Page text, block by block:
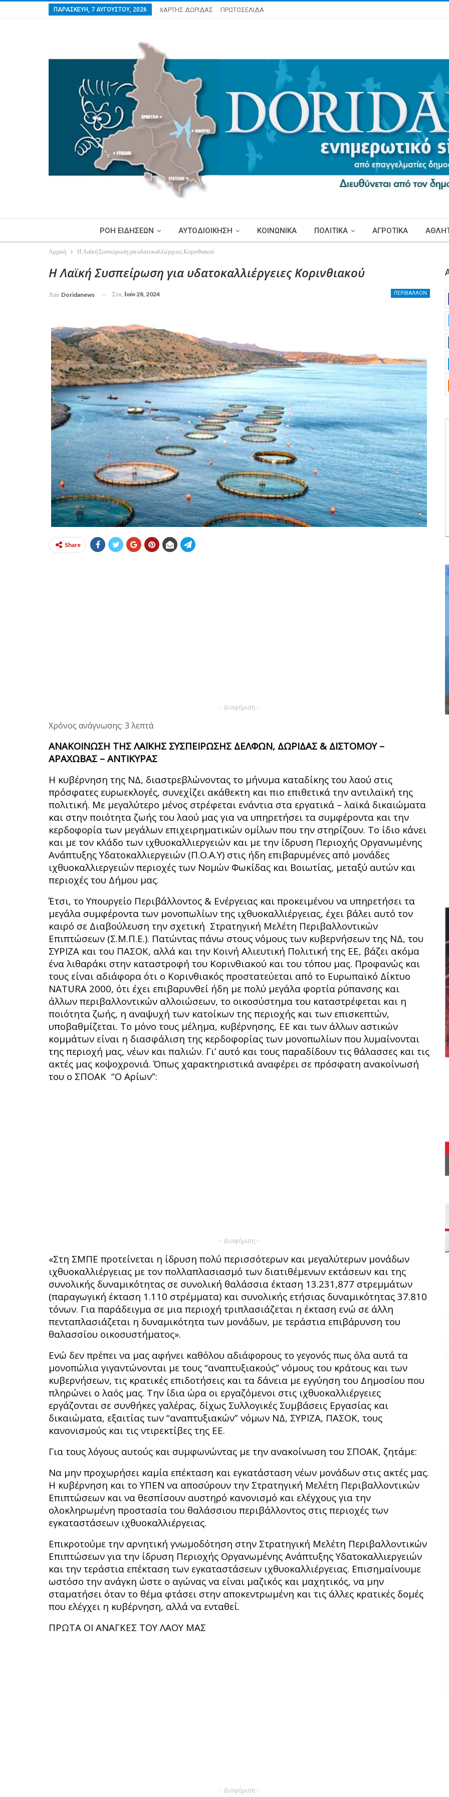
ΠΑΡΑΣΚΕΥΉ, 7 ΑΥΓΟΎΣΤΟΥ, 2026 ΧΑΡΤΗΣ ΔΩΡΙΔΑΣ ΠΡΩΤΟΣΕΛΙΔΑ
ΡΟΗ ΕΙΔΗΣΕΩΝ ΑΥΤΟΔΙΟΙΚΗΣΗ ΚΟΙΝΩΝΙΚΑ ΠΟΛΙΤΙΚΑ ΑΓΡΟΤΙΚΑ
Αρχική Η Λαϊκή Συσπείρωση για υδατοκαλλιέργειες Κορινθιακού
Η Λαϊκή Συσπείρωση για υδατοκαλλιέργειες Κορινθιακού
ΠΕΡΙΒΑΛΛΟΝ
Από Doridanews Στις Ιούν 28, 2024
Share
- Διαφήμιση -
Χρόνος ανάγνωσης: 3 λεπτά
ΑΝΑΚΟΙΝΩΣΗ ΤΗΣ ΛΑΪΚΗΣ ΣΥΣΠΕΙΡΩΣΗΣ ΔΕΛΦΩΝ, ΔΩΡΙΔΑΣ & ΔΙΣΤΟΜΟΥ –
ΑΡΑΧΩΒΑΣ – ΑΝΤΙΚΥΡΑΣ
Η κυβέρνηση της ΝΔ, διαστρεβλώνοντας το μήνυμα καταδίκης του λαού στις
πρόσφατες ευρωεκλογές, συνεχίζει ακάθεκτη και πιο επιθετικά την αντιλαϊκή της
πολιτική. Με μεγαλύτερο μένος στρέφεται ενάντια στα εργατικά – λαϊκά δικαιώματα
και στην ποιότητα ζωής του λαού μας για να υπηρετήσει τα συμφέροντα και την
κερδοφορία των μεγάλων επιχειρηματικών ομίλων που την στηρίζουν. Το ίδιο κάνει
και με τον κλάδο των ιχθυοκαλλιεργειών και με την ίδρυση Περιοχής Οργανωμένης
Ανάπτυξης Υδατοκαλλιεργειών (Π.Ο.Α.Υ) στις ήδη επιβαρυμένες από μονάδες
ιχθυοκαλλιεργειών περιοχές των Νομών Φωκίδας και Βοιωτίας, μεταξύ αυτών και
περιοχές του Δήμου μας.
Έτσι, το Υπουργείο Περιβάλλοντος & Ενέργειας και προκειμένου να υπηρετήσει τα
μεγάλα συμφέροντα των μονοπωλίων της ιχθυοκαλλιέργειας, έχει βάλει αυτό τον
καιρό σε Διαβούλευση την σχετική Στρατηγική Μελέτη Περιβαλλοντικών
Επιπτώσεων (Σ.Μ.Π.Ε.). Πατώντας πάνω στους νόμους των κυβερνήσεων της ΝΔ, του
ΣΥΡΙΖΑ και του ΠΑΣΟΚ, αλλά και την Κοινή Αλιευτική Πολιτική της ΕΕ, βάζει ακόμα
ένα λιθαράκι στην καταστροφή του Κορινθιακού και του τόπου μας. Προφανώς και
τους είναι αδιάφορα ότι ο Κορινθιακός προστατεύεται από το Ευρωπαϊκό Δίκτυο
NATURA 2000, ότι έχει επιβαρυνθεί ήδη με πολύ μεγάλα φορτία ρύπανσης και
άλλων περιβαλλοντικών αλλοιώσεων, το οικοσύστημα του καταστρέφεται και η
ποιότητα ζωής, η αναψυχή των κατοίκων της περιοχής και των επισκεπτών,
υποβαθμίζεται. Το μόνο τους μέλημα, κυβέρνησης, ΕΕ και των άλλων αστικών
κομμάτων είναι η διασφάλιση της κερδοφορίας των μονοπωλίων που λυμαίνονται
της περιοχή μας, νέων και παλιών. Γι’ αυτό και τους παραδίδουν τις θάλασσες και τις
ακτές μας κοψοχρονιά. Όπως χαρακτηριστικά αναφέρει σε πρόσφατη ανακοίνωσή
του ο ΣΠΟΑΚ “Ο Αρίων”:
-- Διαφήμιση --
«Στη ΣΜΠΕ προτείνεται η ίδρυση πολύ περισσότερων και μεγαλύτερων μονάδων
ιχθυοκαλλιέργειας με τον πολλαπλασιασμό των διατιθέμενων εκτάσεων και της
συνολικής δυναμικότητας σε συνολική θαλάσσια έκταση 13.231,877 στρεμμάτων
(παραγωγική έκταση 1.110 στρέμματα) και συνολικής ετήσιας δυναμικότητας 37.810
τόνων. Για παράδειγμα σε μια περιοχή τριπλασιάζεται η έκταση ενώ σε άλλη
πενταπλασιάζεται η δυναμικότητα των μονάδων, με τεράστια επιβάρυνση του
θαλασσίου οικοσυστήματος».
Ενώ δεν πρέπει να μας αφήνει καθόλου αδιάφορους το γεγονός πως όλα αυτά τα
μονοπώλια γιγαντώνονται με τους “αναπτυξιακούς” νόμους του κράτους και των
κυβερνήσεων, τις κρατικές επιδοτήσεις και τα δάνεια με εγγύηση του Δημοσίου που
πληρώνει ο λαός μας. Την ίδια ώρα οι εργαζόμενοι στις ιχθυοκαλλιέργειες
εργάζονται σε συνθήκες γαλέρας, δίχως Συλλογικές Συμβάσεις Εργασίας και
δικαιώματα, εξαιτίας των “αναπτυξιακών” νόμων ΝΔ, ΣΥΡΙΖΑ, ΠΑΣΟΚ, τους
κανονισμούς και τις ντιρεκτίβες της ΕΕ.
Για τους λόγους αυτούς και συμφωνώντας με την ανακοίνωση του ΣΠΟΑΚ, ζητάμε:
Να μην προχωρήσει καμία επέκταση και εγκατάσταση νέων μονάδων στις ακτές μας.
Η κυβέρνηση και το ΥΠΕΝ να αποσύρουν την Στρατηγική Μελέτη Περιβαλλοντικών
Επιπτώσεων και να θεσπίσουν αυστηρό κανονισμό και ελέγχους για την
ολοκληρωμένη προστασία του θαλάσσιου περιβάλλοντος στις περιοχές των
εγκαταστάσεων ιχθυοκαλλιέργειας.
Επικροτούμε την αρνητική γνωμοδότηση στην Στρατηγική Μελέτη Περιβαλλοντικών
Επιπτώσεων για την ίδρυση Περιοχής Οργανωμένης Ανάπτυξης Υδατοκαλλιεργειών
και την τεράστια επέκταση των εγκαταστάσεων ιχθυοκαλλιέργειας. Επισημαίνουμε
ωστόσο την ανάγκη ώστε ο αγώνας να είναι μαζικός και μαχητικός, να μην
σταματήσει όταν το θέμα φτάσει στην αποκεντρωμένη και τις άλλες κρατικές δομές
που ελέγχει η κυβέρνηση, αλλά να ενταθεί.
ΠΡΩΤΑ ΟΙ ΑΝΑΓΚΕΣ ΤΟΥ ΛΑΟΥ ΜΑΣ
- Διαφήμιση -